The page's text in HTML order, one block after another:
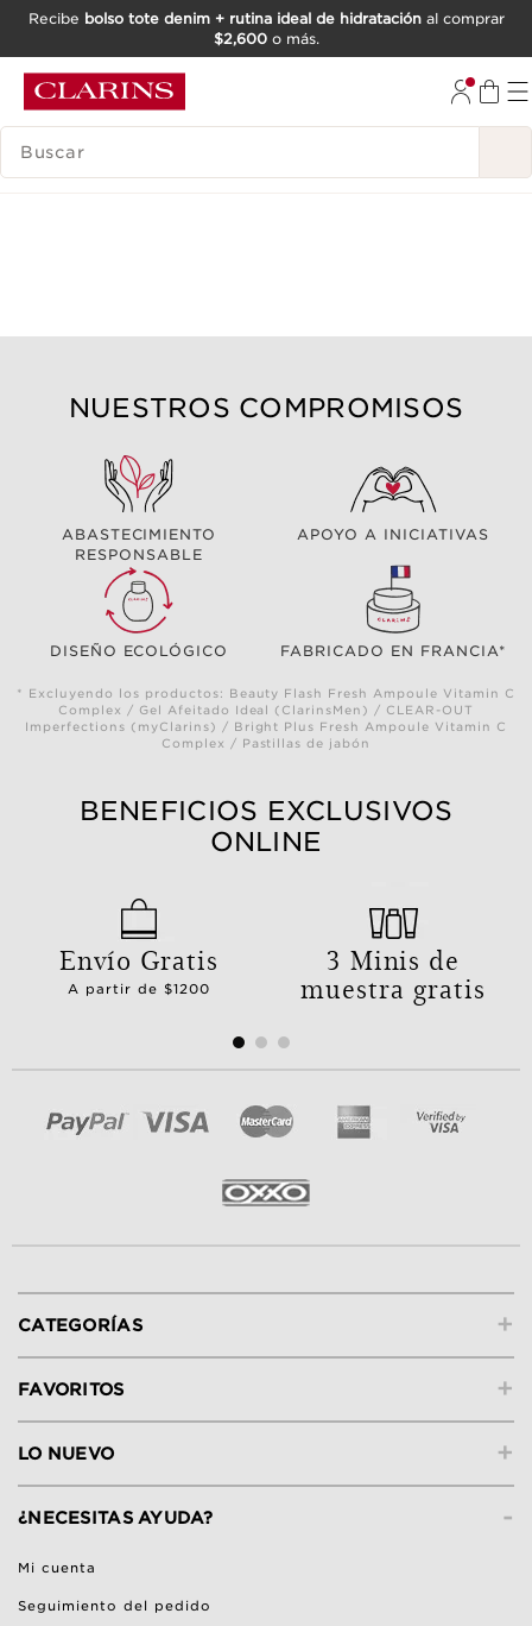
IR AL PIE DE PÁGINA
Recibe bolso tote denim + rutina ideal de hidrataciónal comprar
$2,600o más.
BUSCAR
NUESTROS COMPROMISOS
ABASTECIMIENTO
RESPONSABLE
APOYO A INICIATIVAS
DISEÑO ECOLÓGICO FABRICADO EN FRANCIA*
* Excluyendo los productos: Beauty Flash Fresh Ampoule Vitamin C
Complex / Gel Afeitado Ideal (ClarinsMen) / CLEAR-OUT
Imperfections (myClarins) / Bright Plus Fresh Ampoule Vitamin C
Complex / Pastillas de jabón
BENEFICIOS EXCLUSIVOS
ONLINE
Envío Gratis
A partir de $1200
3 Minis de
muestra gratis
+
CATEGORÍAS
+
FAVORITOS
+
LO NUEVO
-
¿NECESITAS AYUDA?
Mi cuenta
Seguimiento del pedido